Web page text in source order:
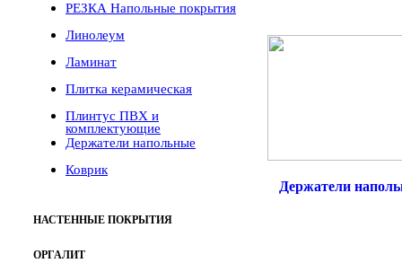
РЕЗКА Напольные покрытия
Линолеум
Ламинат
Плитка керамическая
Плинтус ПВХ и
комплектующие
Держатели напольные
Коврик
НАСТЕННЫЕ ПОКРЫТИЯ
ОРГАЛИТ
Держатели